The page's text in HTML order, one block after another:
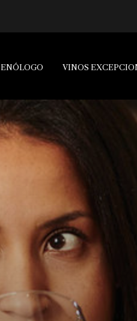
ENÓLOGO VINOS